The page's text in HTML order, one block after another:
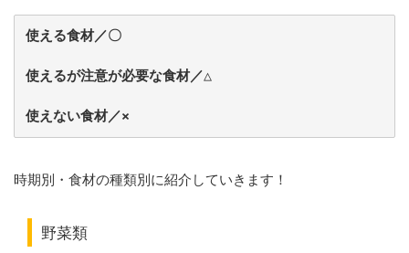
使える食材／〇
使えるが注意が必要な食材／△
使えない食材／×
時期別・食材の種類別に紹介していきます！
野菜類